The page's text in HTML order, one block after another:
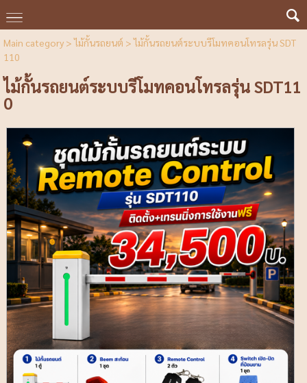
Main category>ไม้กั้นรถยนต์ > ไม้กั้นรถยนต์ระบบรีโมทคอนโทรลรุ่น SDT
110
ไม้กั้นรถยนต์ระบบรีโมทคอนโทรลรุ่น SDT11
0